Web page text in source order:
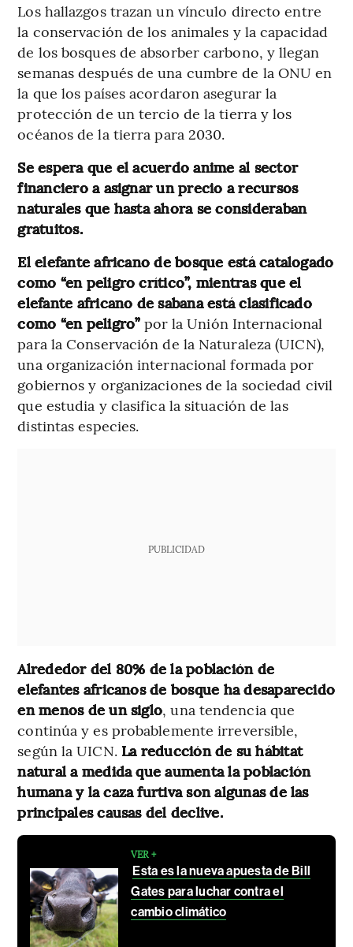
Los hallazgos trazan un vínculo directo entre
la conservación de los animales y la capacidad
de los bosques de absorber carbono, y llegan
semanas después de una cumbre de la ONU en
la que los países acordaron asegurar la
protección de un tercio de la tierra y los
océanos de la tierra para 2030.
Se espera que el acuerdo anime al sector
financiero a asignar un precio a recursos
naturales que hasta ahora se consideraban
gratuitos.
El elefante africano de bosque está catalogado
como “en peligro crítico”, mientras que el
elefante africano de sabana está clasificado
como “en peligro”por la Unión Internacional
para la Conservación de la Naturaleza (UICN),
una organización internacional formada por
gobiernos y organizaciones de la sociedad civil
que estudia y clasifica la situación de las
distintas especies.
PUBLICIDAD
Alrededor del 80% de la población de
elefantes africanos de bosque ha desaparecido
en menos de un siglo, una tendencia que
continúa y es probablemente irreversible,
según la UICN. La reducción de su hábitat
natural a medida que aumenta la población
humana y la caza furtiva son algunas de las
principales causas del declive.
VER +
Esta es la nueva apuesta de Bill
Gates para luchar contra el
cambio climático